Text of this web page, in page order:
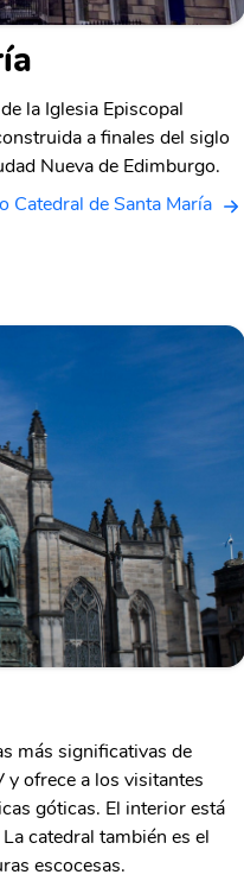
la Iglesia Episcopal
a finales del siglo
Nueva de Edimburgo.
Catedral de Santa María
más significativas de
y ofrece a los visitantes
góticas. El interior está
catedral también es el
escocesas.